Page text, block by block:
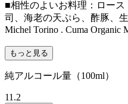
■相性のよいお料理：ロー
司、海老の天ぷら、酢豚、
Michel Torino . Cuma Organic
もっと見る
純アルコール量（100ml）
11.2